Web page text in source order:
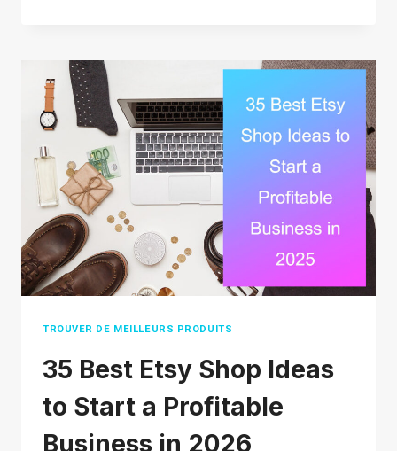
DROPSHIPPING?
SIMPLE
BREAKDOWN
FOR
BEGINNERS
TROUVER DE MEILLEURS PRODUITS
35 Best Etsy Shop Ideas
to Start a Profitable
Business in 2026